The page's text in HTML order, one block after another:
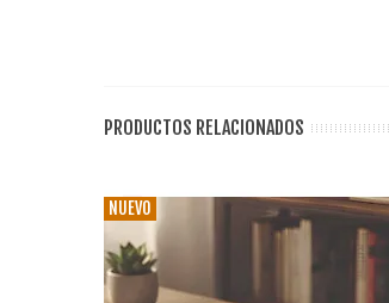
PRODUCTOS RELACIONADOS
NUEVO